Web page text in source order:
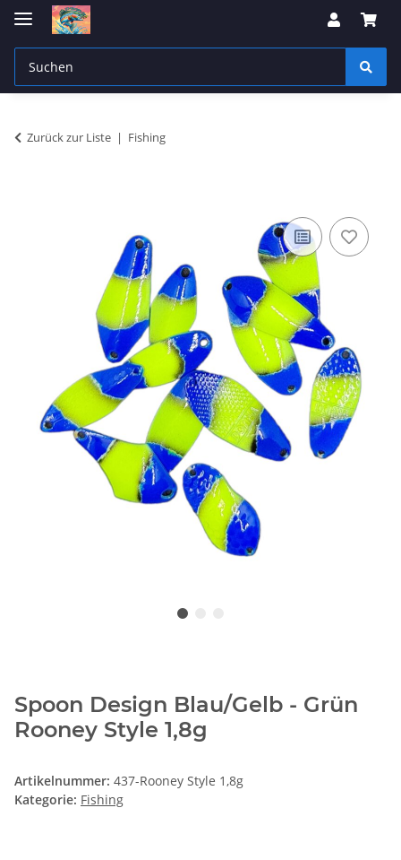
Zurück zur Liste Fishing
Spoon Design Blau/Gelb - Grün
Rooney Style 1,8g
Artikelnummer: 437-Rooney Style 1,8g
Kategorie: Fishing